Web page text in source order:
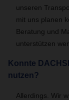
unseren
mit uns planen
Beratung und
unterstützen
Konnte
nutzen?
Allerdings. Wir